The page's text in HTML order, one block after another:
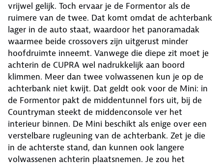
vrijwel gelijk. Toch ervaar je de Formentor als de
ruimere van de twee. Dat komt omdat de achterbank
lager in de auto staat, waardoor het panoramadak
waarmee beide crossovers zijn uitgerust minder
hoofdruimte inneemt. Vanwege die diepe zit moet je
achterin de CUPRA wel nadrukkelijk aan boord
klimmen. Meer dan twee volwassenen kun je op de
achterbank niet kwijt. Dat geldt ook voor de Mini: in
de Formentor pakt de middentunnel fors uit, bij de
Countryman steekt de middenconsole ver het
interieur binnen. De Mini beschikt als enige over een
verstelbare rugleuning van de achterbank. Zet je die
in de achterste stand, dan kunnen ook langere
volwassenen achterin plaatsnemen. Je zou het